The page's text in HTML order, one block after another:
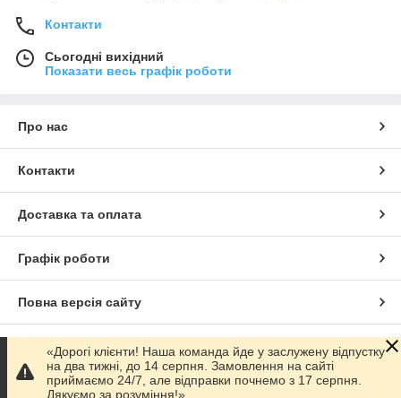
Контакти
Сьогодні вихідний
Показати весь графік роботи
Про нас
Контакти
Доставка та оплата
Графік роботи
Повна версія сайту
Сайт створено на маркетплейсі Prom.ua
Політика конфіденційності
«Дорогі клієнти! Наша команда йде у заслужену відпустку
на два тижні, до 14 серпня. Замовлення на сайті
приймаємо 24/7, але відправки почнемо з 17 серпня.
Дякуємо за розуміння!»